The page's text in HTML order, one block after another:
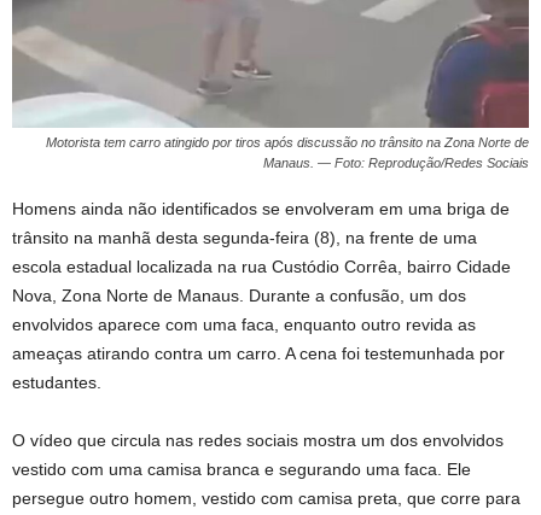
Motorista tem carro atingido por tiros após discussão no trânsito na Zona Norte de
Manaus. — Foto: Reprodução/Redes Sociais
Homens ainda não identificados se envolveram em uma briga de
trânsito na manhã desta segunda-feira (8), na frente de uma
escola estadual localizada na rua Custódio Corrêa, bairro Cidade
Nova, Zona Norte de Manaus. Durante a confusão, um dos
envolvidos aparece com uma faca, enquanto outro revida as
ameaças atirando contra um carro. A cena foi testemunhada por
estudantes.
O vídeo que circula nas redes sociais mostra um dos envolvidos
vestido com uma camisa branca e segurando uma faca. Ele
persegue outro homem, vestido com camisa preta, que corre para